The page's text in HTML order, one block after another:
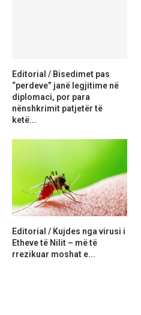
Editorial / Bisedimet pas
“perdeve” janë legjitime në
diplomaci, por para
nënshkrimit patjetër të
ketë...
Editorial / Kujdes nga virusi i
Etheve të Nilit – më të
rrezikuar moshat e...